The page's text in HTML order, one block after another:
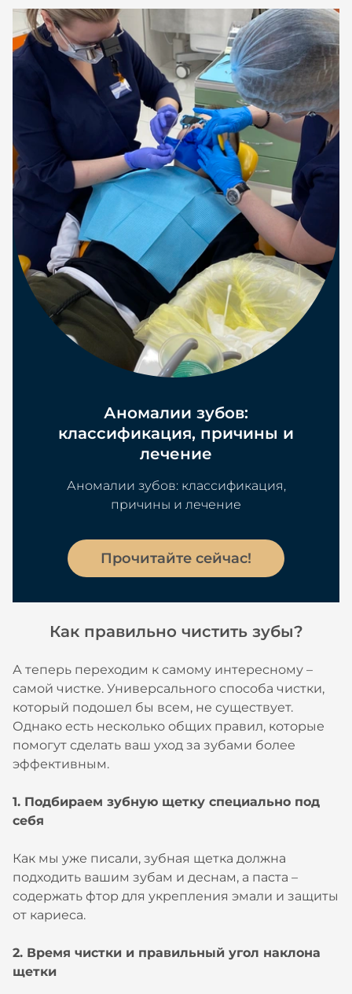
Аномалии зубов:
классификация, причины и
лечение
Аномалии зубов: классификация,
причины и лечение
Прочитайте сейчас!
Как правильно чистить зубы?
А теперь переходим к самому интересному –
самой чистке. Универсального способа чистки,
который подошел бы всем, не существует.
Однако есть несколько общих правил, которые
помогут сделать ваш уход за зубами более
эффективным.
1. Подбираем зубную щетку специально под
себя
Как мы уже писали, зубная щетка должна
подходить вашим зубам и деснам, а паста –
содержать фтор для укрепления эмали и защиты
от кариеса.
2. Время чистки и правильный угол наклона
щетки